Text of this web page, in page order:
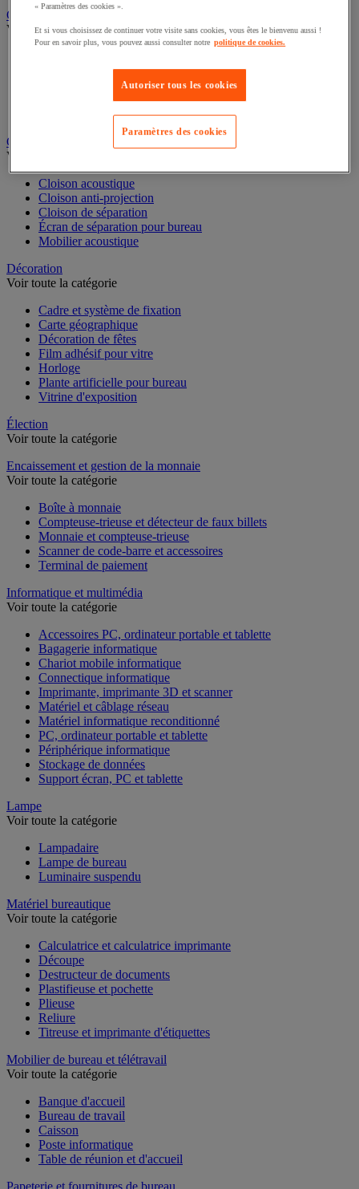
Classement et archivage
Voir toute la catégorie
Boîte et caisse d'archives
Chemise et trieur
Classeur, intercalaire et pochette
Dossier suspendu
Cloison et mobilier acoustique
Voir toute la catégorie
Cloison acoustique
Cloison anti-projection
Cloison de séparation
Écran de séparation pour bureau
Mobilier acoustique
Décoration
Voir toute la catégorie
Cadre et système de fixation
Carte géographique
Décoration de fêtes
Film adhésif pour vitre
Horloge
Plante artificielle pour bureau
Vitrine d'exposition
Élection
Voir toute la catégorie
Encaissement et gestion de la monnaie
Voir toute la catégorie
Boîte à monnaie
Compteuse-trieuse et détecteur de faux billets
Monnaie et compteuse-trieuse
Scanner de code-barre et accessoires
Terminal de paiement
Informatique et multimédia
Voir toute la catégorie
Accessoires PC, ordinateur portable et tablette
Bagagerie informatique
Chariot mobile informatique
Connectique informatique
Imprimante, imprimante 3D et scanner
Matériel et câblage réseau
Matériel informatique reconditionné
PC, ordinateur portable et tablette
Périphérique informatique
Stockage de données
Support écran, PC et tablette
Lampe
Voir toute la catégorie
Lampadaire
Lampe de bureau
Luminaire suspendu
Matériel bureautique
Voir toute la catégorie
Calculatrice et calculatrice imprimante
Découpe
Destructeur de documents
Plastifieuse et pochette
Plieuse
Reliure
Titreuse et imprimante d'étiquettes
Mobilier de bureau et télétravail
Voir toute la catégorie
Banque d'accueil
Bureau de travail
Caisson
Poste informatique
Table de réunion et d'accueil
Papeterie et fournitures de bureau
« Paramètres des cookies ».
Et si vous choisissez de continuer votre visite sans cookies, vous êtes le bienvenu aussi !
Pour en savoir plus, vous pouvez aussi consulter notre politique de cookies.
Autoriser tous les cookies
Paramètres des cookies